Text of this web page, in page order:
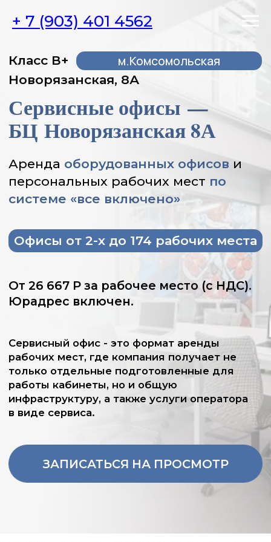
+ 7 (903) 401 4562
Сервисные офисы —
БЦ Новорязанская 8А
Арендаоборудованных офисови
персональных рабочих местпо
системе «все включено»
От 26 667 Р за рабочее место (с НДС).
Сервисный офис - это формат аренды
рабочих мест, где компания получает не
инфраструктуру, а также услуги оператора
рабочих мест, где компания получает не
инфраструктуру, а также услуги оператора
в виде сервиса.
Новорязанская, 8А
Офисы от 2-х до 174 рабочих места
Вакантные офисы
в БЦ Новорязанская 8А